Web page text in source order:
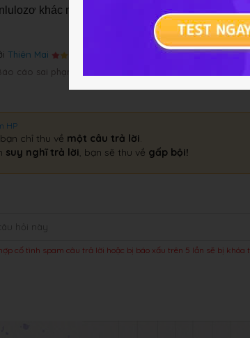
khác nhau về cấu trúc phân tử. Tinh bột
Thiên Mai
cáo sai phạm
HP
chỉ thu về một câu trả lời.
suy nghĩ trả lời, bạn sẽ thu về gấp bội!
cố tình spam câu trả lời hoặc bị báo xấu trên 5 lần sẽ bị khóa